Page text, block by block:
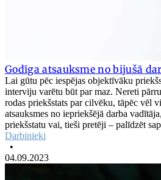
Godīga atsauksme no bijušā
Lai gūtu pēc iespējas objektīvāku
interviju varētu būt par maz. Nereti
rodas priekšstats par cilvēku, tāpēc vēl
atsauksmes no iepriekšējā darba
priekšstatu vai, tieši pretēji – palīdzēt
Darbinieki
•
04.09.2023